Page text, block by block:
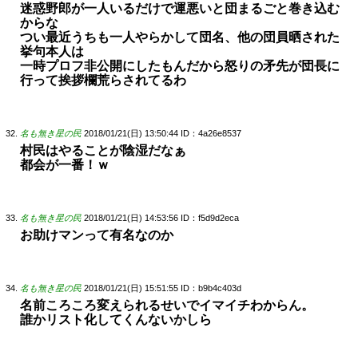
迷惑野郎が一人いるだけで運悪いと団まるごと巻き込む
からな
つい最近うちも一人やらかして団名、他の団員晒された
挙句本人は
一時プロフ非公開にしたもんだから怒りの矛先が団長に
行って挨拶欄荒らされてるわ
名も無き星の民 2018/01/21(日) 13:50:44 ID：4a26e8537
村民はやることが陰湿だなぁ
都会が一番！ｗ
名も無き星の民 2018/01/21(日) 14:53:56 ID：f5d9d2eca
お助けマンって有名なのか
名も無き星の民 2018/01/21(日) 15:51:55 ID：b9b4c403d
名前ころころ変えられるせいでイマイチわからん。
誰かリスト化してくんないかしら